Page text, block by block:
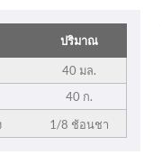
ปริมาณ
40 มล.
40 ก.
1/8 ช้อนชา